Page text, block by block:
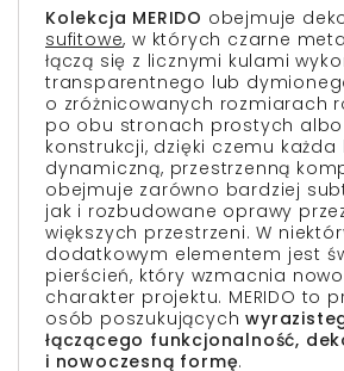
Kolekcja MERIDO obejmuje
sufitowe, w których czarne
łączą się z licznymi kulami
transparentnego lub
o zróżnicowanych rozmiarach
po obu stronach prostych albo
konstrukcji, dzięki czemu
dynamiczną, przestrzenną
obejmuje zarówno bardziej
jak i rozbudowane oprawy
większych przestrzeni. W
dodatkowym elementem jest
pierścień, który wzmacnia
charakter projektu. MERIDO to
osób poszukujących
łączącego funkcjonalność,
i nowoczesną formę.